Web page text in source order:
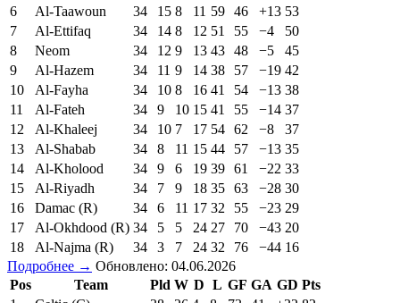
6
Al-Taawoun 34 15 8 11 59 46 +13 53
7
Al-Ettifaq 34 14 8 12 51 55 −4
50
8
Neom 34 12 9 13 43 48 −5
45
9
Al-Hazem 34 11 9 14 38 57 −19 42
10
Al-Fayha 34 10 8 16 41 54 −13 38
11
Al-Fateh 34 9 10 15 41 55 −14 37
12
Al-Khaleej 34 10 7 17 54 62 −8
37
13
Al-Shabab 34 8 11 15 44 57 −13 35
14
Al-Kholood 34 9 6 19 39 61 −22 33
15
Al-Riyadh 34 7 9 18 35 63 −28 30
16
Damac (R) 34 6 11 17 32 55 −23 29
17
Al-Okhdood (R) 34 5 5 24 27 70 −43 20
18
Al-Najma (R) 34 3 7 24 32 76 −44 16
Подробнее → Обновлено: 04.06.2026
Pos
Team Pld W D L GF GA GD Pts